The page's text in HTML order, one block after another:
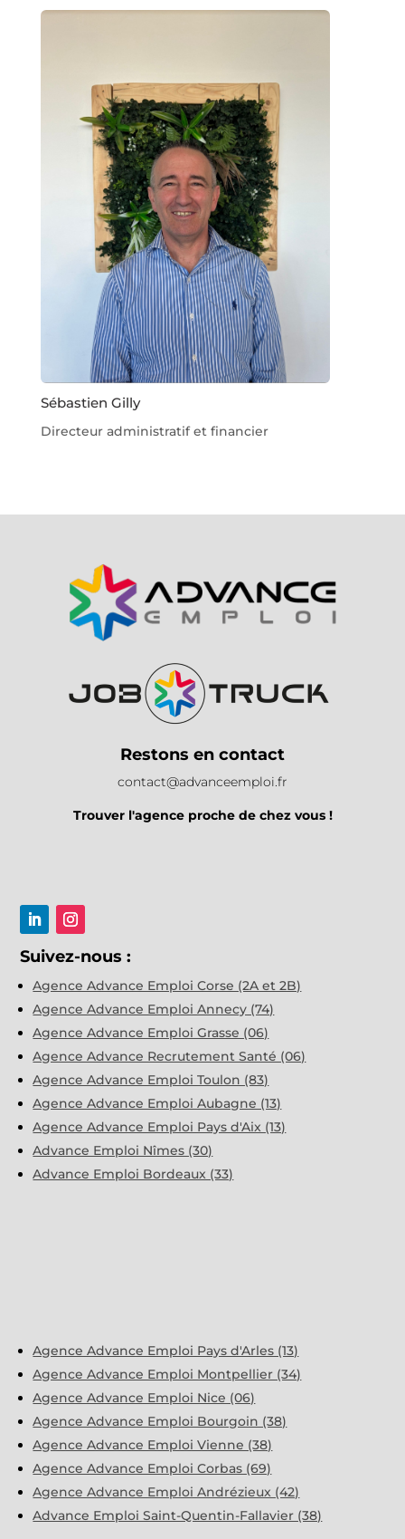
Sébastien Gilly
Directeur administratif et financier
Restons en contact
contact@advanceemploi.fr
Trouver l'agence proche de chez vous !
Suivez-nous :
Agence Advance Emploi Corse (2A et 2B)
Agence Advance Emploi Annecy (74)
Agence Advance Emploi Grasse (06)
Agence Advance Recrutement Santé (06)
Agence Advance Emploi Toulon (83)
Agence Advance Emploi Aubagne (13)
Agence Advance Emploi Pays d'Aix (13)
Advance Emploi Nîmes (30)
Advance Emploi Bordeaux (33)
Agence Advance Emploi Pays d'Arles (13)
Agence Advance Emploi Montpellier (34)
Agence Advance Emploi Nice (06)
Agence Advance Emploi Bourgoin (38)
Agence Advance Emploi Vienne (38)
Agence Advance Emploi Corbas (69)
Agence Advance Emploi Andrézieux (42)
Advance Emploi Saint-Quentin-Fallavier (38)